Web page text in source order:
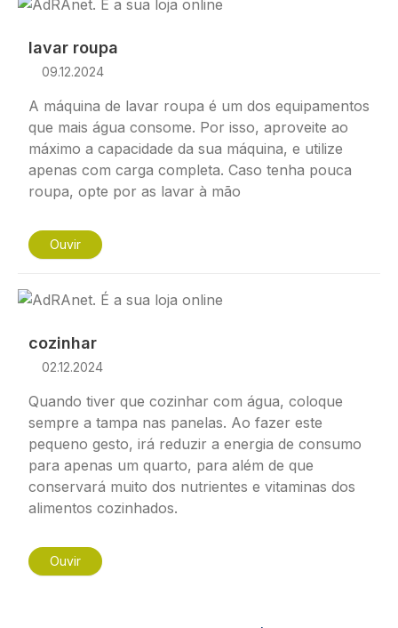
lavar roupa
09.12.2024
A máquina de lavar roupa é um dos equipamentos
que mais água consome. Por isso, aproveite ao
máximo a capacidade da sua máquina, e utilize
apenas com carga completa. Caso tenha pouca
roupa, opte por as lavar à mão
Ouvir
Imagem
cozinhar
02.12.2024
Quando tiver que cozinhar com água, coloque
sempre a tampa nas panelas. Ao fazer este
pequeno gesto, irá reduzir a energia de consumo
para apenas um quarto, para além de que
conservará muito dos nutrientes e vitaminas dos
alimentos cozinhados.
Ouvir